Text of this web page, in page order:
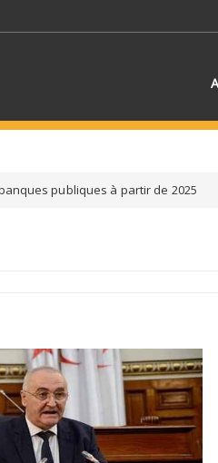
SÉLECTIONNEZ
publiques à partir de 2025